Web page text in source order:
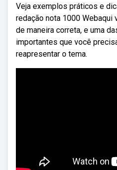
Veja exemplos práticos e
redação nota 1000 Webaqui
de maneira correta, e uma
importantes que você
reapresentar o tema.